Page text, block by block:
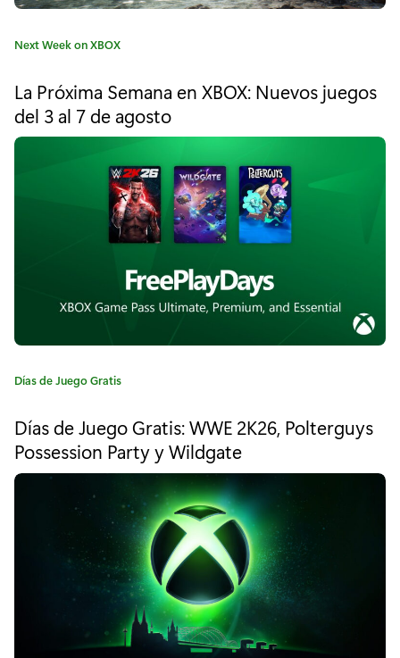
j
e
g
o
g
r
a
t
s
:
T
h
e
H
u
n
C
e
g
o
Next Week on XBOX
La Próxima Semana en XBOX: Nuevos juegos
del 3 al 7 de agosto
C
e
g
o
Días de Juego Gratis
Días de Juego Gratis: WWE 2K26, Polterguys
Possession Party y Wildgate